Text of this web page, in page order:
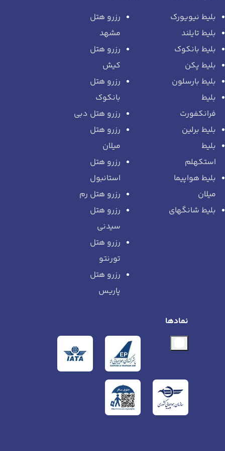
بلیط نیویورک
بلیط تایلند
بلیط بانکوک
بلیط پکن
بلیط بارسلون
بلیط
فرانکفورت
بلیط برلین
بلیط
استکهلم
بلیط هواپیما
میلان
بلیط شانگهای
رزرو هتل
مشهد
رزرو هتل
کیش
رزرو هتل
بانکوک
رزرو هتل دبی
رزرو هتل
میلان
رزرو هتل
استانبول
رزرو هتل رم
رزرو هتل
سیدنی
رزرو هتل
تورنتو
رزرو هتل
پاریس
نمادها